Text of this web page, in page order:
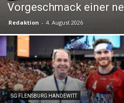
Vorgeschmack einer
Redaktion - 4. August 2026
SG FLENSBURG HANDEWITT